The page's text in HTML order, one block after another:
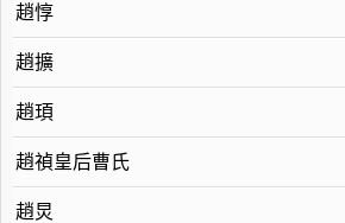
趙惇
趙擴
趙頊
趙禎皇后曹氏
趙炅